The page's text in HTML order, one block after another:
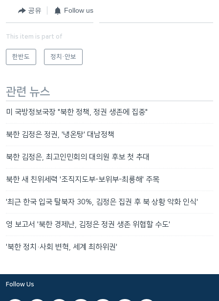
공유 Follow us
This item is part of
한반도 정치·안보
관련 뉴스
미 국방정보국장 "북한 정책, 정권 생존에 집중"
북한 김정은 정권, '냉온탕' 대남정책
북한 김정은, 최고인민회의 대의원 후보 첫 추대
북한 새 친위세력 '조직지도부-보위부-최룡해' 주목
'최근 한국 입국 탈북자 30%, 김정은 집권 후 북 상황 악화 인식'
영 보고서 '북한 경제난, 김정은 정권 생존 위협할 수도'
'북한 정치·사회 변혁, 세계 최하위권'
Follow Us